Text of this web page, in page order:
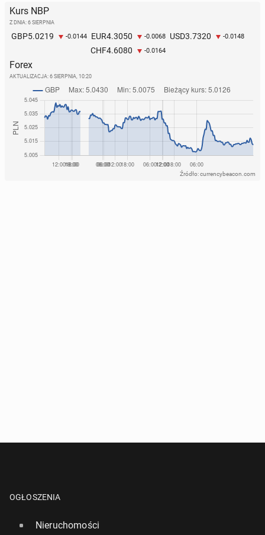
Kurs NBP
Z DNIA: 6 SIERPNIA
GBP5.0219 -0.0144 EUR4.3050 -0.0068 USD3.7320 -0.0148
CHF4.6080 -0.0164
Forex
AKTUALIZACJA: 6 SIERPNIA, 10:20
Źródło: currencybeacon.com
OGŁOSZENIA
Nieruchomości